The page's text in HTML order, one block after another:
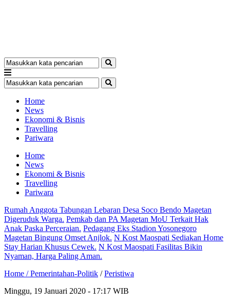
Home
News
Ekonomi & Bisnis
Travelling
Pariwara
Home
News
Ekonomi & Bisnis
Travelling
Pariwara
Rumah Anggota Tabungan Lebaran Desa Soco Bendo Magetan
Digeruduk Warga. Pemkab dan PA Magetan MoU Terkait Hak
Anak Paska Perceraian. Pedagang Eks Stadion Yosonegoro
Magetan Bingung Omset Anjlok. N Kost Maospati Sediakan Home
Stay Harian Khusus Cewek. N Kost Maospati Fasilitas Bikin
Nyaman, Harga Paling Aman.
Home /Pemerintahan-Politik /Peristiwa
Minggu, 19 Januari 2020 - 17:17 WIB